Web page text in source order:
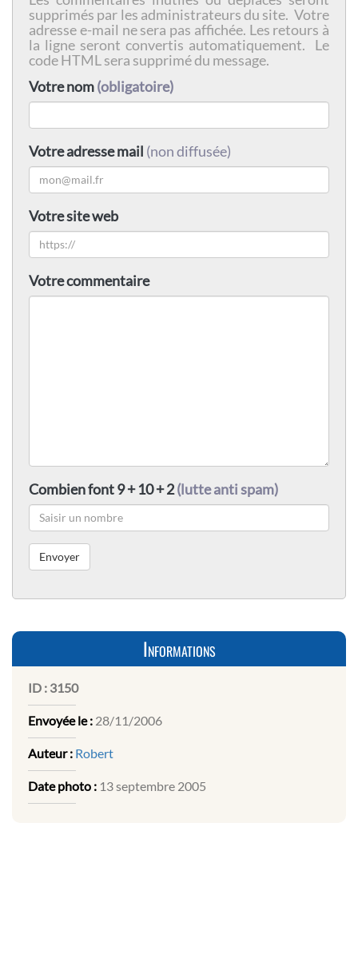
supprimés par les administrateurs du site. Votre
adresse e-mail ne sera pas affichée. Les retours à
la ligne seront convertis automatiquement. Le
code HTML sera supprimé du message.
Votre nom(obligatoire)
Votre adresse mail (non diffusée)
Votre site web
Votre commentaire
Combien font 9 + 10 + 2(lutte anti spam)
Informations
ID : 3150
Envoyée le : 28/11/2006
Auteur : Robert
Date photo : 13 septembre 2005